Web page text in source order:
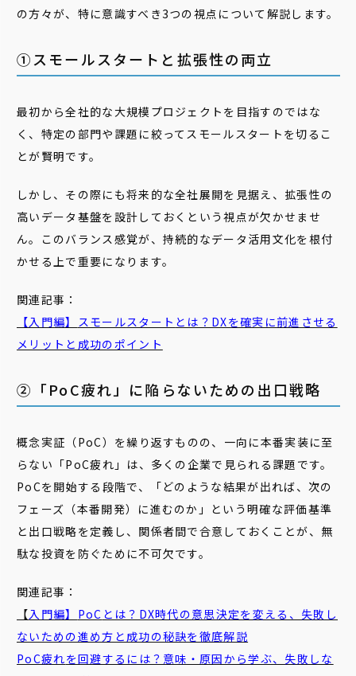
の方々が、特に意識すべき3つの視点について解説します。
①スモールスタートと拡張性の両立
最初から全社的な大規模プロジェクトを目指すのではな
く、特定の部門や課題に絞ってスモールスタートを切るこ
とが賢明です。
しかし、その際にも将来的な全社展開を見据え、拡張性の
高いデータ基盤を設計しておくという視点が欠かせませ
ん。このバランス感覚が、持続的なデータ活用文化を根付
かせる上で重要になります。
関連記事：
【入門編】 スモールスタート とは？DXを確実に前進させる
メリットと成功のポイント
②「PoC疲れ」に陥らないための出口戦略
概念実証（PoC）を繰り返すものの、一向に本番実装に至
らない「PoC疲れ」は、多くの企業で見られる課題です。
PoCを開始する段階で、「どのような結果が出れば、次の
フェーズ（本番開発）に進むのか」という明確な評価基準
と出口戦略を定義し、関係者間で合意しておくことが、無
駄な投資を防ぐために不可欠です。
関連記事：
【入門編】 PoC とは？DX時代の意思決定を変える、失敗し
ないための進め方と成功の秘訣を徹底解説
PoC疲れを回避するには？意味・原因から学ぶ、失敗しな